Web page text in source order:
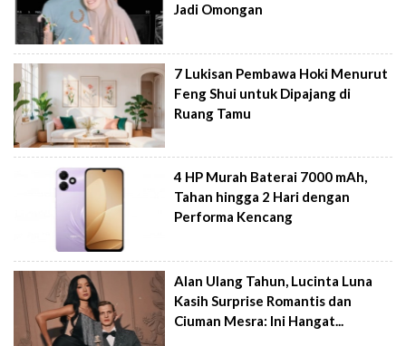
Jadi Omongan
7 Lukisan Pembawa Hoki Menurut
Feng Shui untuk Dipajang di
Ruang Tamu
4 HP Murah Baterai 7000 mAh,
Tahan hingga 2 Hari dengan
Performa Kencang
Alan Ulang Tahun, Lucinta Luna
Kasih Surprise Romantis dan
Ciuman Mesra: Ini Hangat...